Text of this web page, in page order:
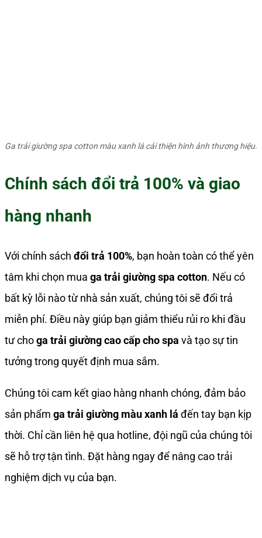
Ga trải giường spa cotton màu xanh lá cải thiện hình ảnh thương hiệu.
Chính sách đổi trả 100% và giao
hàng nhanh
Với chính sách đổi trả 100%, bạn hoàn toàn có thể yên
tâm khi chọn mua ga trải giường spa cotton. Nếu có
bất kỳ lỗi nào từ nhà sản xuất, chúng tôi sẽ đổi trả
miễn phí. Điều này giúp bạn giảm thiểu rủi ro khi đầu
tư choga trải giường cao cấp cho spa và tạo sự tin
tưởng trong quyết định mua sắm.
Chúng tôi cam kết giao hàng nhanh chóng, đảm bảo
sản phẩm ga trải giường màu xanh lá đến tay bạn kịp
thời. Chỉ cần liên hệ qua hotline, đội ngũ của chúng tôi
sẽ hỗ trợ tận tình. Đặt hàng ngay để nâng cao trải
nghiệm dịch vụ của bạn.